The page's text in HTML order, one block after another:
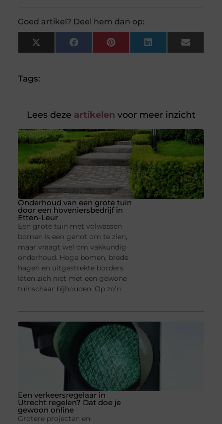
Goed artikel? Deel hem dan op:
X
(Twitter)
FacebookPinterestLinkedInEmail
Tags:
Lees deze artikelen voor meer inzicht
Onderhoud van een grote tuin
door een hoveniersbedrijf in
Etten-Leur
Een grote tuin met volwassen
bomen is een genot om te zien,
maar vraagt wel om vakkundig
onderhoud. Hoge bomen, brede
hagen en uitgestrekte borders
laten zich niet met een gewone
tuinschaar bijhouden. Op zo’n
Een verkeersregelaar in
Utrecht regelen? Dat doe je
gewoon online
Grotere projecten en